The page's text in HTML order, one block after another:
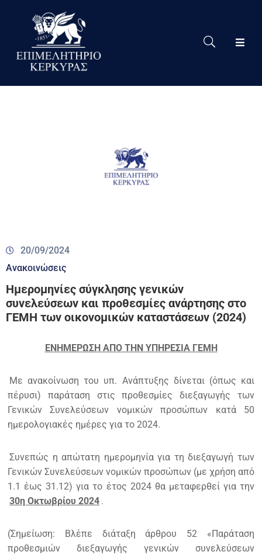
Το
Eπιμελητήριο
20/09/2024
Ανακοινώσεις
Ημερομηνίες σύγκλησης γενικών
συνελεύσεων και προθεσμίες ανάρτησης στο
ΓΕΜΗ των οικονομικών καταστάσεων (2024)
ΕΝΗΜΕΡΩΣΗ ΑΠΟ ΤΗΝ ΥΠΗΡΕΣΙΑ ΓΕΜΗ
Με ανακοίνωση του υπ. Ανάπτυξης δίνεται (όπως και
πέρυσι) παράταση στις προθεσμίες διεξαγωγής των
Γενικών Συνελεύσεων νομικών προσώπων κατά 50
ημερολογιακές ημέρες για το 2024.
Συνεπώς η απώτατη ημερομηνία για τη διεξαγωγή των
Γενικών Συνελεύσεων νομικών προσώπων (με χρήση από
1.1 έως 31.12) για το έτος 2024 θα μεταφερθεί για την
30η Οκτωβρίου 2024 .
(Σημείωση: Βλέπε διάταξη άρθρου 52 «Παράταση
προθεσμιών διεξαγωγής γενικών συνελεύσεων